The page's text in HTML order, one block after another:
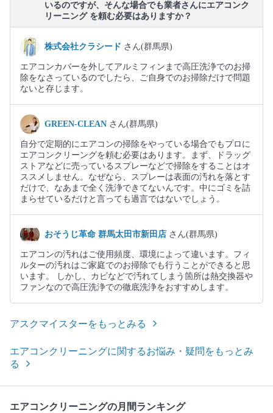
いるのですが、そんな場合でも業者さんにエアコンク
リーニング を頼む必要はありますか？
株式会社クラシード さん(群馬県)
エアコンカバーを外してアルミフィンまで高圧洗浄でのお掃
除をなさっているのでしたら、ご自身でのお掃除だけで問題
ないと存じます。
GREEN-CLEAN さん(群馬県)
自分で定期的にエアコンの掃除をやっている場合でもプロに
エアコンクリーングを頼む必要はあります。まず、ドラッグ
ストアなどに売っているスプレーなどで掃除をすることはオ
ススメしません。なぜなら、スプレーは表面の汚れを落とす
だけで、なあまで全く洗浄できてないんです。中にゴミを詰
まらせているだけと言っても過言ではないでしょう。
おそうじ革命 群馬太田市新田店 さん(群馬県)
エアコンの汚れはご使用頻度、環境によって違います。フィ
ルターの汚れはご家庭でのお掃除でも行うことができると思
います。 しかし、カビなどで汚れてしまう箇所は熱交換器や
ファンなので高圧洗浄での徹底洗浄をおすすめします。
アスクマイスターをもっとみる
エアコンクリーニングに関するお悩み・疑問をもっとみ
る
エアコンクリーニングの月間ランキング